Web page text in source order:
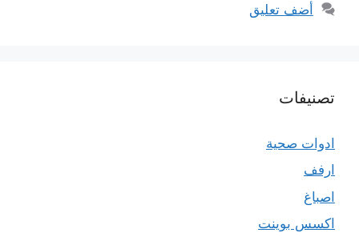
أضف تعليق
تصنيفات
ادوات صحية
ارفف
اصباغ
اكسس بوينت